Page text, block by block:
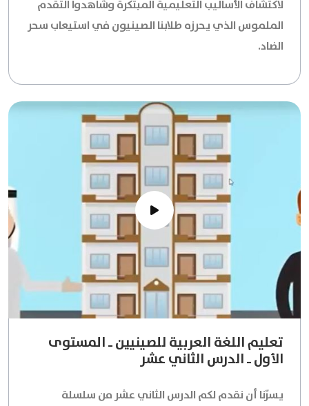
لاكتشاف الأساليب التعليمية المبتكرة وشاهدوا التقدم
الملموس الذي يحرزه طلابنا الصينيون في استيعاب سحر
الضاد.
تعليم اللغة العربية للصينيين ـ المستوى
الأول ـ الدرس الثاني عشر
يسرّنا أن نقدم لكم الدرس الثاني عشر من سلسلة